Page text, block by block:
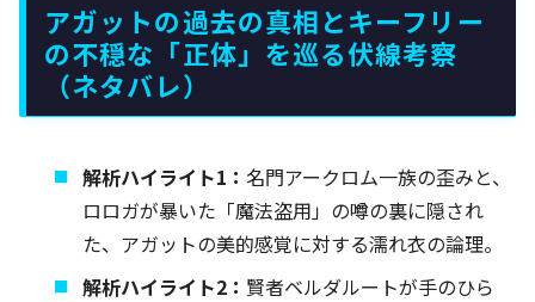
アガットの過去の真相とキーフリー
の不穏な「正体」を巡る伏線考察
（ネタバレ）
解析ハイライト1： 名門アークロム一族の歪みと、
ロロガが暴いた「魔法盗用」の噂の裏に隠され
た、アガットの美的感覚に対する濡れ衣の論理。
解析ハイライト2： 賢者ベルダルートが手のひら